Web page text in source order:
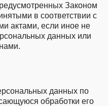
Законом
в соответствии с
актами, если иное не
данных или
данных по
обработки его